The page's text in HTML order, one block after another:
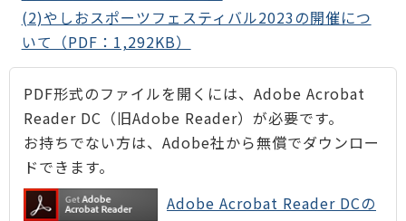
(2)やしおスポーツフェスティバル2023の開催につ
いて（PDF：1,292KB）
PDF形式のファイルを開くには、Adobe Acrobat
Reader DC（旧Adobe Reader）が必要です。
お持ちでない方は、Adobe社から無償でダウンロー
ドできます。
Adobe Acrobat Reader DCの